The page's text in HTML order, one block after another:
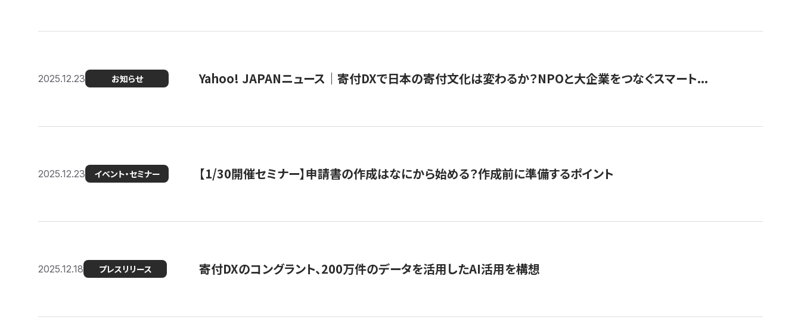
2025.12.23 お知らせ Yahoo! JAPANニュース｜寄付DXで日本の寄付文化は変わるか？NPOと大企業をつなぐスマート...
2025.12.23 イベント・セミナー 【1/30開催セミナー】申請書の作成はなにから始める？作成前に準備するポイント
2025.12.18 プレスリリース 寄付DXのコングラント、200万件のデータを活用したAI活用を構想